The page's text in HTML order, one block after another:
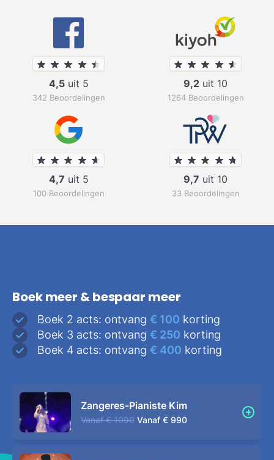
4,5uit 5
342 Beoordelingen
9,2 uit 10
1264 Beoordelingen
4,7 uit 5
100 Beoordelingen
9,7 uit 10
33 Beoordelingen
Boek meer & bespaar meer
Boek 2 acts: ontvang € 100 korting
Boek 3 acts: ontvang € 250 korting
Boek 4 acts: ontvang € 400 korting
Zangeres-Pianiste Kim
Vanaf € 1090 Vanaf € 990